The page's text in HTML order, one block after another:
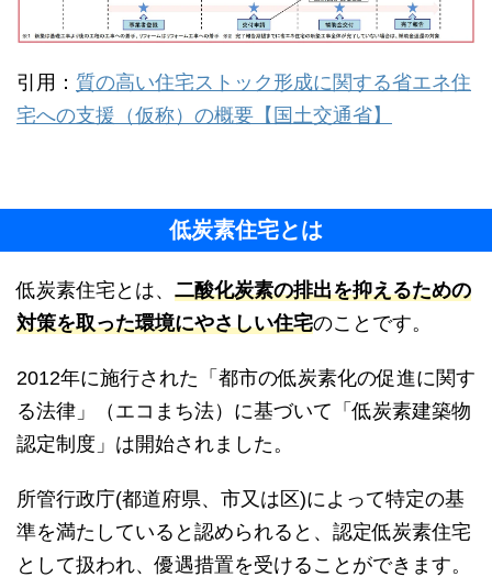
引用： 質の高い住宅ストック形成に関する省エネ住
宅への支援（仮称）の概要【国土交通省】
低炭素住宅とは
低炭素住宅とは、 二酸化炭素の排出を抑えるための
対策を取った環境にやさしい住宅のことです。
2012年に施行された「都市の低炭素化の促進に関す
る法律」（エコまち法）に基づいて「低炭素建築物
認定制度」は開始されました。
所管行政庁(都道府県、市又は区)によって特定の基
準を満たしていると認められると、認定低炭素住宅
として扱われ、優遇措置を受けることができます。